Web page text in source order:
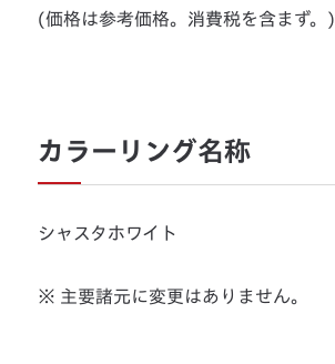
(価格は参考価格。消費税を含まず。)
カラーリング名称
シャスタホワイト
※ 主要諸元に変更はありません。